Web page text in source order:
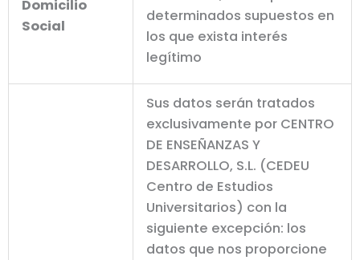
Domicilio
Social
determinados supuestos en
los que exista interés
legítimo
Sus datos serán tratados
exclusivamente por CENTRO
DE ENSEÑANZAS Y
DESARROLLO, S.L. (CEDEU
Centro de Estudios
Universitarios) con la
siguiente excepción: los
datos que nos proporcione